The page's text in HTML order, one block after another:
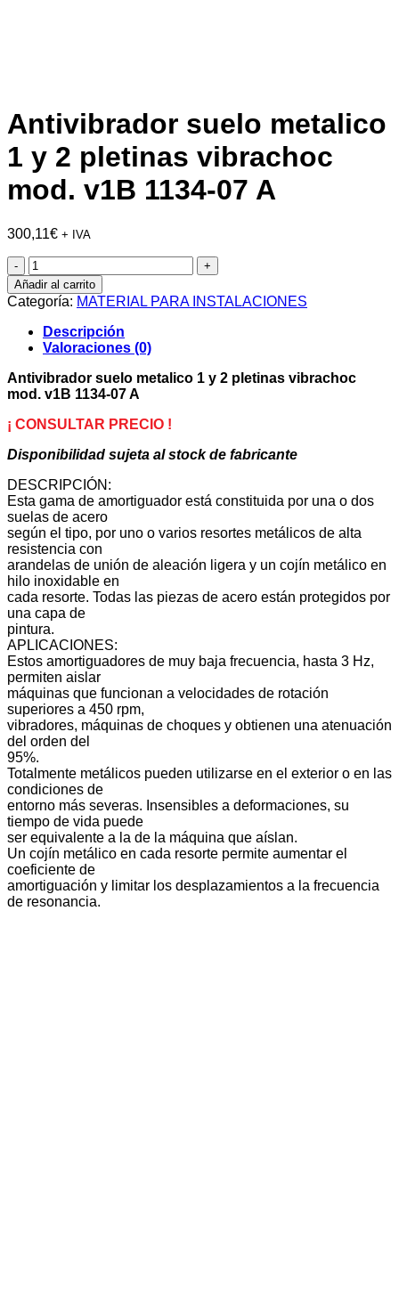
Antivibrador suelo metalico
1 y 2 pletinas vibrachoc
mod. v1B 1134-07 A
300,11€ + IVA
Antivibrador
suelo
metalico
1
y
2
pletinas
vibrachoc
mod.
1134-
A
Añadir al carrito
Categoría: MATERIAL PARA INSTALACIONES
Descripción
Valoraciones (0)
Antivibrador suelo metalico 1 y 2 pletinas vibrachoc
mod. v1B 1134-07 A
¡ CONSULTAR PRECIO !
Disponibilidad sujeta al stock de fabricante
DESCRIPCIÓN:
Esta gama de amortiguador está constituida por una o dos
suelas de acero
según el tipo, por uno o varios resortes metálicos de alta
resistencia con
arandelas de unión de aleación ligera y un cojín metálico en
hilo inoxidable en
cada resorte. Todas las piezas de acero están protegidos por
una capa de
pintura.
APLICACIONES:
Estos amortiguadores de muy baja frecuencia, hasta 3 Hz,
permiten aislar
máquinas que funcionan a velocidades de rotación
superiores a 450 rpm,
vibradores, máquinas de choques y obtienen una atenuación
del orden del
95%.
Totalmente metálicos pueden utilizarse en el exterior o en las
condiciones de
entorno más severas. Insensibles a deformaciones, su
tiempo de vida puede
ser equivalente a la de la máquina que aíslan.
Un cojín metálico en cada resorte permite aumentar el
coeficiente de
amortiguación y limitar los desplazamientos a la frecuencia
de resonancia.